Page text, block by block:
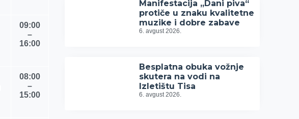
09:00
–
16:00
08:00
–
15:00
Manifestacija „Dani piva“
protiče u znaku kvalitetne
muzike i dobre zabave
6. avgust 2026.
Besplatna obuka vožnje
skutera na vodi na
Izletištu Tisa
6. avgust 2026.